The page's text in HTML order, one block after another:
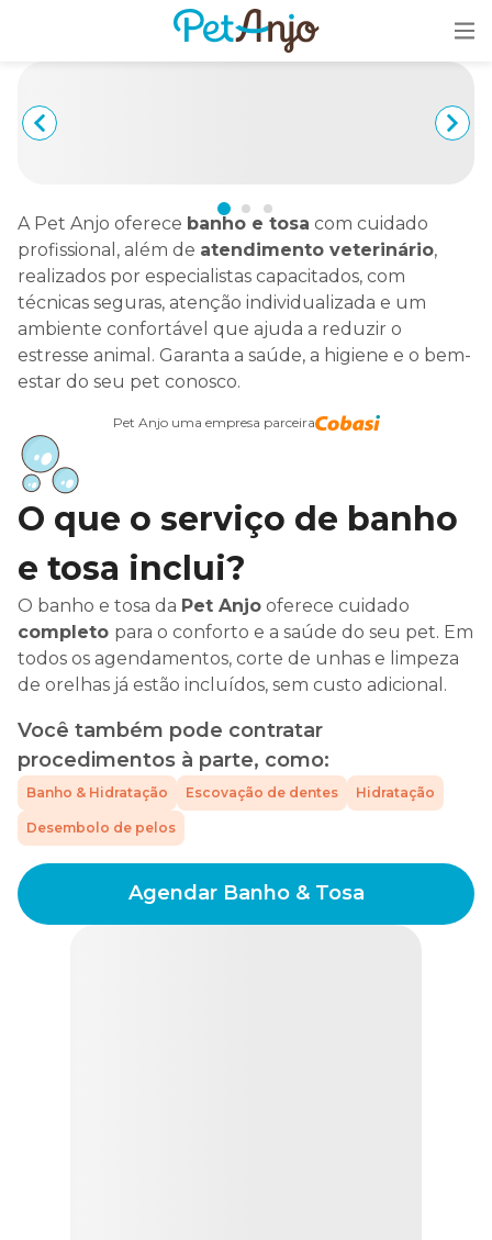
A Pet Anjo oferece banho e tosa com cuidado
profissional, além de atendimento veterinário,
realizados por especialistas capacitados, com
técnicas seguras, atenção individualizada e um
ambiente confortável que ajuda a reduzir o
estresse animal. Garanta a saúde, a higiene e o bem-
estar do seu pet conosco.
Pet Anjo uma empresa parceira
O que o serviço de banho
e tosa inclui?
O banho e tosa da Pet Anjo oferece cuidado
completo para o conforto e a saúde do seu pet. Em
todos os agendamentos, corte de unhas e limpeza
de orelhas já estão incluídos, sem custo adicional.
Você também pode contratar
procedimentos à parte, como:
Banho & Hidratação Escovação de dentes Hidratação
Desembolo de pelos
Agendar Banho & Tosa